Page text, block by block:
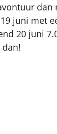
juni met
20 juni